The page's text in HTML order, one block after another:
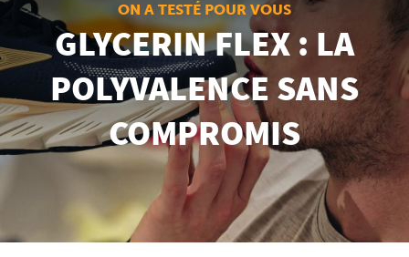
Coaching
Agenda
Clinics
Conférence
ON A TESTÉ POUR VOUS
GLYCERIN FLEX : LA
POLYVALENCE SANS
COMPROMIS